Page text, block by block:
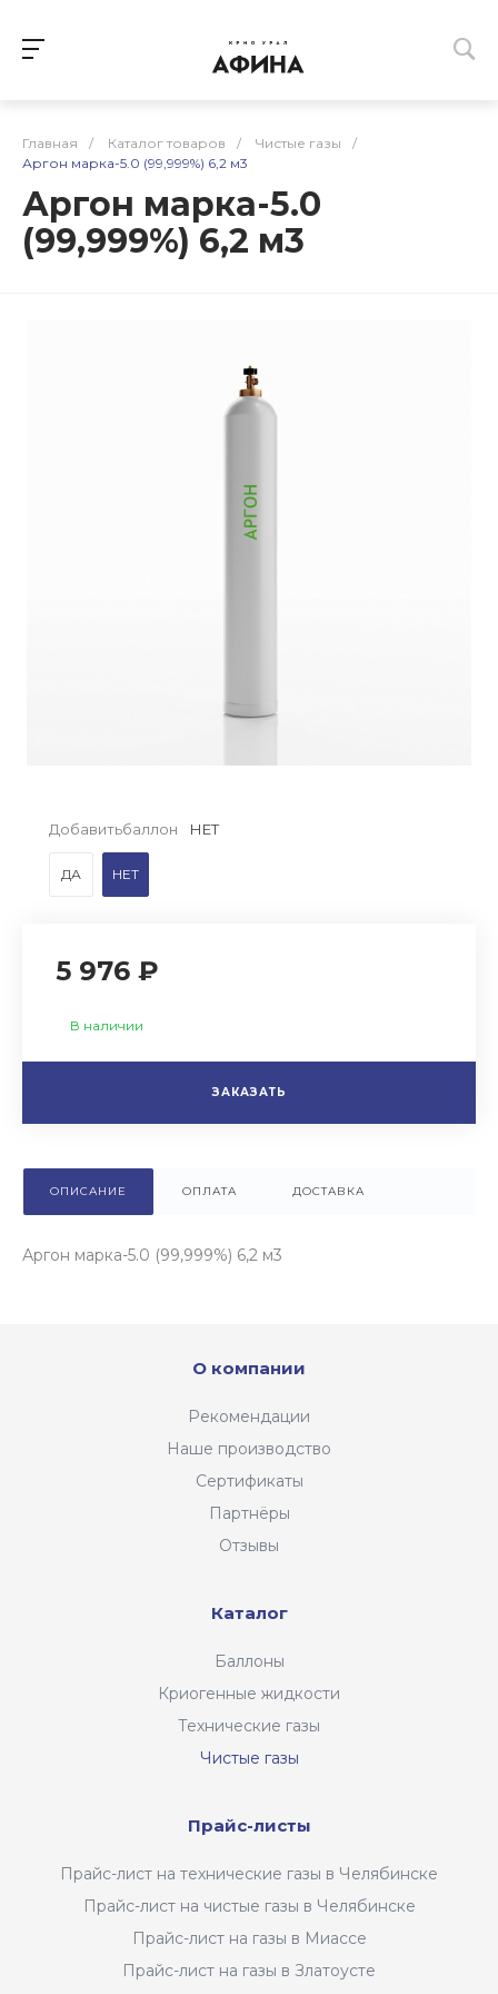
Главная / Каталог товаров / Чистые газы
/
Аргон марка-5.0 (99,999%) 6,2 м3
Аргон марка-5.0
(99,999%) 6,2 м3
Добавитьбаллон НЕТ
ДА НЕТ
5 976 ₽
В наличии
ЗАКАЗАТЬ
ОПИСАНИЕ ОПЛАТА ДОСТАВКА
Аргон марка-5.0 (99,999%) 6,2 м3
О компании
Рекомендации
Наше производство
Сертификаты
Партнёры
Отзывы
Каталог
Баллоны
Криогенные жидкости
Технические газы
Чистые газы
Прайс-листы
Прайс-лист на технические газы в Челябинске
Прайс-лист на чистые газы в Челябинске
Прайс-лист на газы в Миассе
Прайс-лист на газы в Златоусте